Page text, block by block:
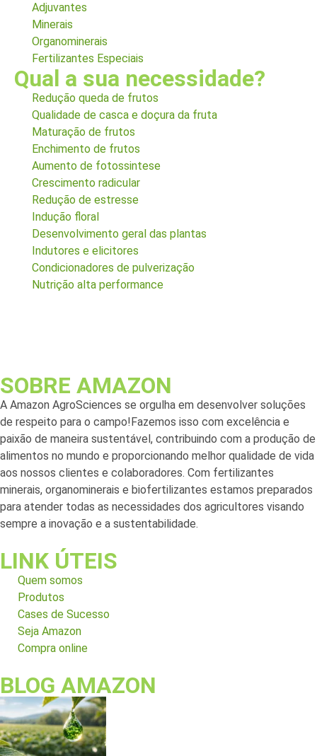
Adjuvantes
Minerais
Organominerais
Fertilizantes Especiais
Qual a sua necessidade?
Redução queda de frutos
Qualidade de casca e doçura da fruta
Maturação de frutos
Enchimento de frutos
Aumento de fotossintese
Crescimento radicular
Redução de estresse
Indução floral
Desenvolvimento geral das plantas
Indutores e elicitores
Condicionadores de pulverização
Nutrição alta performance
SOBRE AMAZON
A Amazon AgroSciences se orgulha em desenvolver soluções
de respeito para o campo!Fazemos isso com excelência e
paixão de maneira sustentável, contribuindo com a produção de
alimentos no mundo e proporcionando melhor qualidade de vida
aos nossos clientes e colaboradores. Com fertilizantes
minerais, organominerais e biofertilizantes estamos preparados
para atender todas as necessidades dos agricultores visando
sempre a inovação e a sustentabilidade.
LINK ÚTEIS
Quem somos
Produtos
Cases de Sucesso
Seja Amazon
Compra online
BLOG AMAZON